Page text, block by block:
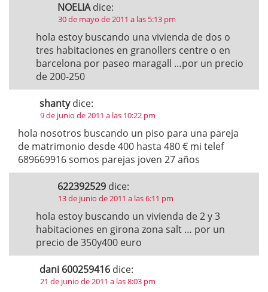
NOELIA dice:
30 de mayo de 2011 a las 5:13 pm
hola estoy buscando una vivienda de dos o
tres habitaciones en granollers centre o en
barcelona por paseo maragall …por un precio
de 200-250
shanty dice:
9 de junio de 2011 a las 10:22 pm
hola nosotros buscando un piso para una pareja
de matrimonio desde 400 hasta 480 € mi telef
689669916 somos parejas joven 27 años
622392529 dice:
13 de junio de 2011 a las 6:11 pm
hola estoy buscando un vivienda de 2 y 3
habitaciones en girona zona salt … por un
precio de 350y400 euro
dani 600259416 dice:
21 de junio de 2011 a las 8:03 pm